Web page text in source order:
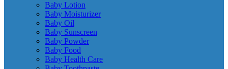
Baby Lotion
Baby Moisturizer
Baby Oil
Baby Sunscreen
Baby Powder
Baby Food
Baby Health Care